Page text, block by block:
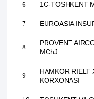
6 1C-TOSHKENT
7 EUROASIA
8
PROVENT
MChJ
9
HAMKOR RIELT
KORXONASI